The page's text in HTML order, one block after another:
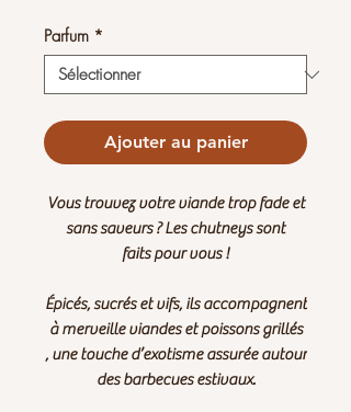
Parfum *
Ajouter au panier
Vous trouvez votre viande trop fade et
sans saveurs ? Les chutneys sont
faits pour vous !
Épicés, sucrés et vifs, ils accompagnent
à merveille viandes et poissons grillés
, une touche d’exotisme assurée autour
des barbecues estivaux.